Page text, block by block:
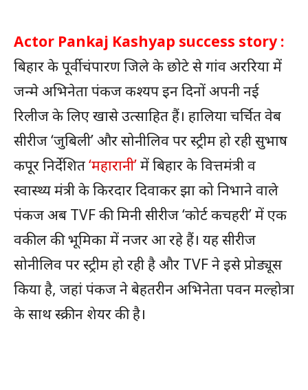
Actor Pankaj Kashyap success story :
बिहार के पूर्वी चंपारण जिले के छोटे से गांव अररिया में
जन्मे अभिनेता पंकज कश्यप इन दिनों अपनी नई
रिलीज के लिए खासे उत्साहित हैं। हालिया चर्चित वेब
सीरीज ‘जुबिली’ और सोनीलिव पर स्ट्रीम हो रही सुभाष
कपूर निर्देशित‘महारानी’में बिहार के वित्तमंत्री व
स्वास्थ्य मंत्री के किरदार दिवाकर झा को निभाने वाले
पंकज अब TVF की मिनी सीरीज ‘कोर्ट कचहरी’ में एक
वकील की भूमिका में नजर आ रहे हैं। यह सीरीज
सोनीलिव पर स्ट्रीम हो रही है और TVF ने इसे प्रोड्यूस
किया है, जहां पंकज ने बेहतरीन अभिनेता पवन मल्होत्रा
के साथ स्क्रीन शेयर की है।